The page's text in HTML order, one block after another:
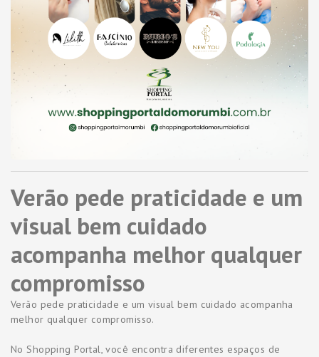
Verão pede praticidade e um
visual bem cuidado
acompanha melhor qualquer
compromisso
Verão pede praticidade e um visual bem cuidado acompanha
melhor qualquer compromisso.
No Shopping Portal, você encontra diferentes espaços de